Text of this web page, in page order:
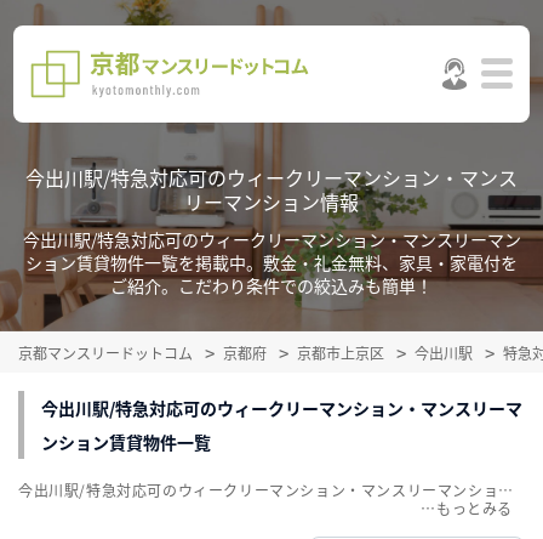
今出川駅/特急対応可のウィークリーマンション・マンス
リーマンション情報
今出川駅/特急対応可のウィークリーマンション・マンスリーマン
ション賃貸物件一覧を掲載中。敷金・礼金無料、家具・家電付を
ご紹介。こだわり条件での絞込みも簡単！
京都マンスリードットコム 京都府 京都市上京区 今出川駅 特急
今出川駅/特急対応可のウィークリーマンション・マンスリーマ
ンション賃貸物件一覧
今出川駅/特急対応可のウィークリーマンション・マンスリーマンション賃貸物件一覧を掲載中。敷金・礼金無料、家具・家電付をご紹介。こだわり条件での絞込みも簡単！
…